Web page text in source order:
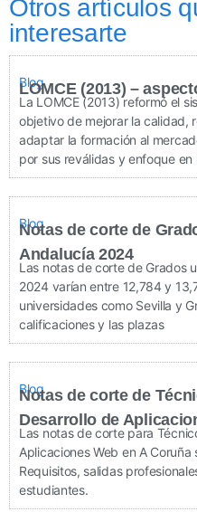
Otros artículos
interesarte
Blog
LOMCE (2013) –
La LOMCE (2013) reformó el
objetivo de mejorar la calidad,
adaptar la formación al
por sus reválidas y enfoque en
Blog
Notas de corte de
Andalucía 2024
Las notas de corte de Grados
2024 varían entre 12,784 y
universidades como Sevilla y
calificaciones y las plazas
Blog
Notas de corte de
Desarrollo de
Las notas de corte para
Aplicaciones Web en A
Requisitos, salidas
estudiantes.